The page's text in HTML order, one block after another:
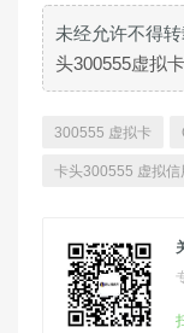
未经允许不得转
头300555虚拟
300555 虚拟卡
卡头300555 虚拟信